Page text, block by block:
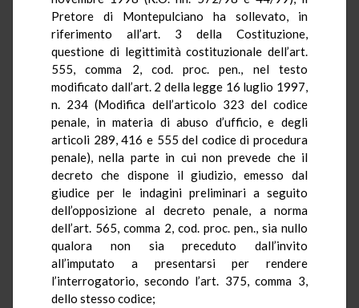
Pretore di Montepulciano ha sollevato, in
riferimento all’art. 3 della Costituzione,
questione di legittimità costituzionale dell’art.
555, comma 2, cod. proc. pen., nel testo
modificato dall’art. 2 della legge 16 luglio 1997,
n. 234 (Modifica dell’articolo 323 del codice
penale, in materia di abuso d’ufficio, e degli
articoli 289, 416 e 555 del codice di procedura
penale), nella parte in cui non prevede che il
decreto che dispone il giudizio, emesso dal
giudice per le indagini preliminari a seguito
dell’opposizione al decreto penale, a norma
dell’art. 565, comma 2, cod. proc. pen., sia nullo
qualora non sia preceduto dall’invito
all’imputato a presentarsi per rendere
l’interrogatorio, secondo l’art. 375, comma 3,
dello stesso codice;